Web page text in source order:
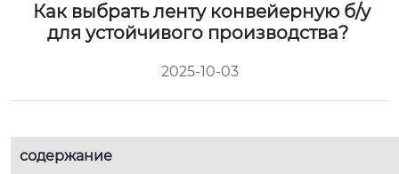
Как выбрать ленту конвейерную б/у
для устойчивого производства?
2025-10-03
содержание